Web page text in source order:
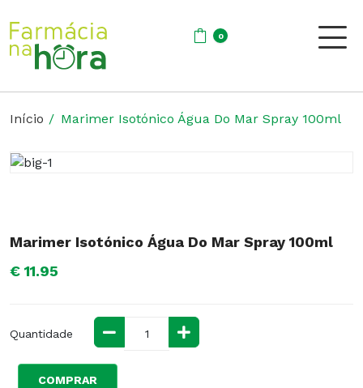
0
Início Marimer Isotónico Água Do Mar Spray 100ml
Marimer Isotónico Água Do Mar Spray 100ml
€ 11.95
Quantidade
COMPRAR